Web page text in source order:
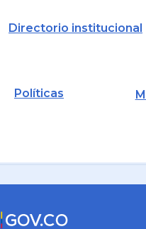
Directorio institucional
Políticas